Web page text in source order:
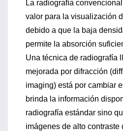
La radiografía
valor para la visualización
debido a que la baja
permite la absorción
Una técnica de radiografía
mejorada por difracción
imaging) está por cambiar
brinda la información
radiografía estándar sino
imágenes de alto contraste